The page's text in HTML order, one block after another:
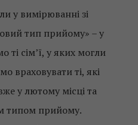
у вимірюванні зі
тип прийому» – у
ті сім’ї, у яких могли
враховувати ті, які
у лютому місці та
типом прийому.